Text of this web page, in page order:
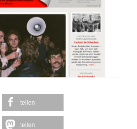
teilen
teilen